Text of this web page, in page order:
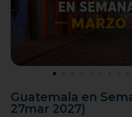
Guatemala en
27mar 2027)